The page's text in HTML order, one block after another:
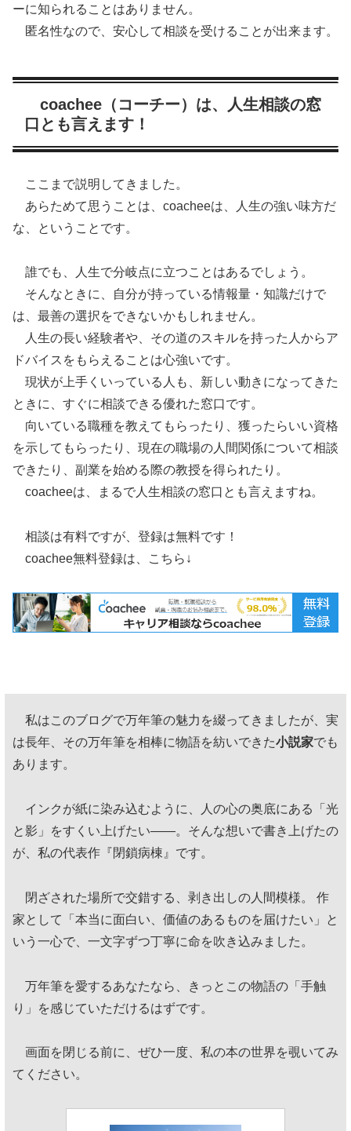
ーに知られることはありません。
匿名性なので、安心して相談を受けることが出来ます。
coachee（コーチー）は、人生相談の窓
口とも言えます！
ここまで説明してきました。
あらためて思うことは、coacheeは、人生の強い味方だ
な、ということです。
誰でも、人生で分岐点に立つことはあるでしょう。
そんなときに、自分が持っている情報量・知識だけで
は、最善の選択をできないかもしれません。
人生の長い経験者や、その道のスキルを持った人からア
ドバイスをもらえることは心強いです。
現状が上手くいっている人も、新しい動きになってきた
ときに、すぐに相談できる優れた窓口です。
向いている職種を教えてもらったり、獲ったらいい資格
を示してもらったり、現在の職場の人間関係について相談
できたり、副業を始める際の教授を得られたり。
coacheeは、まるで人生相談の窓口とも言えますね。
相談は有料ですが、登録は無料です！
coachee無料登録は、こちら↓
私はこのブログで万年筆の魅力を綴ってきましたが、実
は長年、その万年筆を相棒に物語を紡いできた小説家でも
あります。
インクが紙に染み込むように、人の心の奥底にある「光
と影」をすくい上げたい——。そんな想いで書き上げたの
が、私の代表作『閉鎖病棟』です。
閉ざされた場所で交錯する、剥き出しの人間模様。 作
家として「本当に面白い、価値のあるものを届けたい」と
いう一心で、一文字ずつ丁寧に命を吹き込みました。
万年筆を愛するあなたなら、きっとこの物語の「手触
り」を感じていただけるはずです。
画面を閉じる前に、ぜひ一度、私の本の世界を覗いてみ
てください。